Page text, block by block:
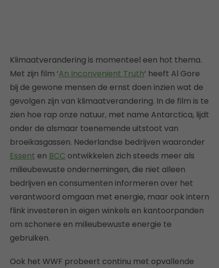
Klimaatverandering is momenteel een hot thema.
Met zijn film ‘An Inconvenient Truth‘ heeft Al Gore
bij de gewone mensen de ernst doen inzien wat de
gevolgen zijn van klimaatverandering. In de film is te
zien hoe rap onze natuur, met name Antarctica, lijdt
onder de alsmaar toenemende uitstoot van
broeikasgassen. Nederlandse bedrijven waaronder
Essent en BCC ontwikkelen zich steeds meer als
milieubewuste ondernemingen, die niet alleen
bedrijven en consumenten informeren over het
verantwoord omgaan met energie, maar ook intern
flink investeren in eigen winkels en kantoorpanden
om schonere en milieubewuste energie te
gebruiken.
Ook het WWF probeert continu met opvallende